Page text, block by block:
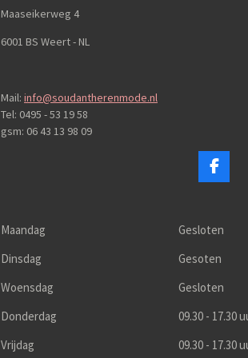
Maaseikerweg 4
6001 BS Weert - NL
Mail: info@soudantherenmode.nl
Tel: 0495 - 53 19 58
gsm: 06 43 13 98 09
F
a
b
o
Maandag
Gesloten
Dinsdag
Gesoten
Woensdag
Gesloten
Donderdag
09.30 - 17.30
Vrijdag
09.30 - 17.30